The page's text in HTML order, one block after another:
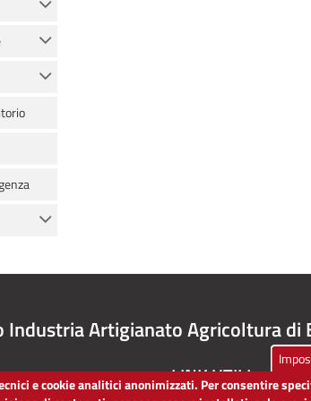
Industria Artigianato Agricoltura di
LINK UTILI
e cookie analitici anonimizzati. Per consentire